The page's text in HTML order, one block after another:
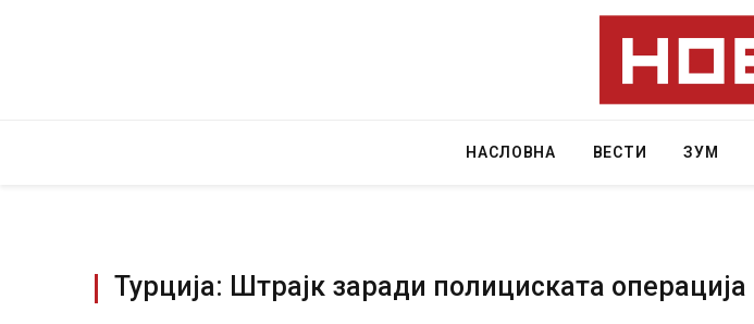
НАСЛОВНА ВЕСТИ ЗУМ
Турција: Штрајк заради полициската операција